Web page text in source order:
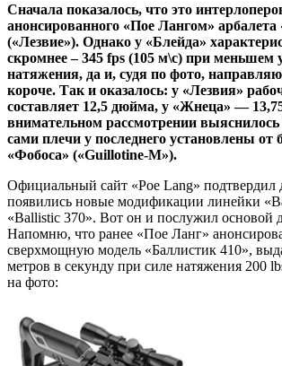
Сначала показалось, что это
анонсированного «Пое Лангом» арбалета
(«Лезвие»). Однако у «Блейда»
скромнее – 345 fps (105 м\с) при меньшем
натяжения, да и, судя по фото,
короче. Так и оказалось: у «Лезвия»
составляет 12,5 дюйма, у «Жнеца» —
внимательном рассмотрении
сами плечи у последнего установлены от
«Фобоса» («Guillotine-M»).
Официальный сайт «Poe Lang» подтвердил
появились новые модификации линейки
«Ballistic 370». Вот он и послужил основой
Напомню, что ранее «Пое Ланг»
сверхмощную модель «Баллистик 410»,
метров в секунду при силе натяжения 200
на фото: